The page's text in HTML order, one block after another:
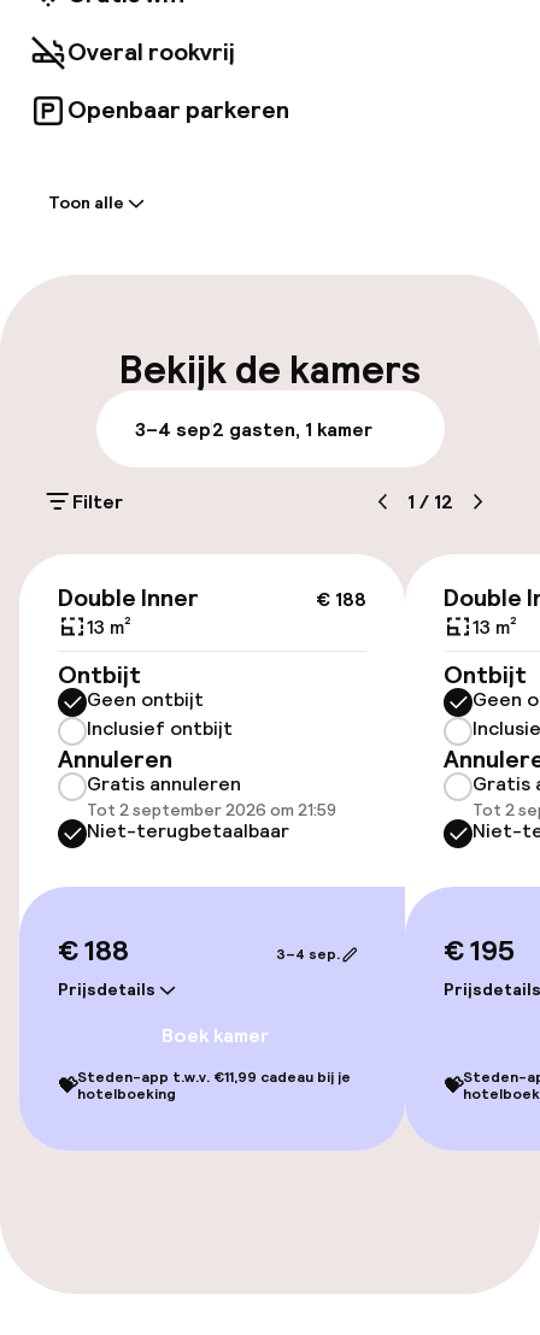
Overal rookvrij
Openbaar parkeren
Bagageruimte
Parkeren & mobiliteit
Openbaar parkeren
Toegankelijkheid
Lift
Zwemmen & wellness
Fitnessruimte / gym
Entertainment
Gratis wifi
Restaurant
Toon alle
Bekijk de kamers
3–4 sep2 gasten, 1 kamer
Filter 1 / 12
€ 188
Double Inner
13 m²
Ontbijt
Geen ontbijt
Inclusief ontbijt
Annuleren
Gratis annuleren
Tot 2 september 2026 om 21:59
Niet-terugbetaalbaar
€ 188
Prijsdetails
3–4 sep.
Boek kamer
💝Steden-app t.w.v. €11,99 cadeau bij je
hotelboeking
Double
13 m²
Ontbijt
Geen
Gratis
Tot 2
Niet-
€ 195
Prijsdetails
💝Steden-